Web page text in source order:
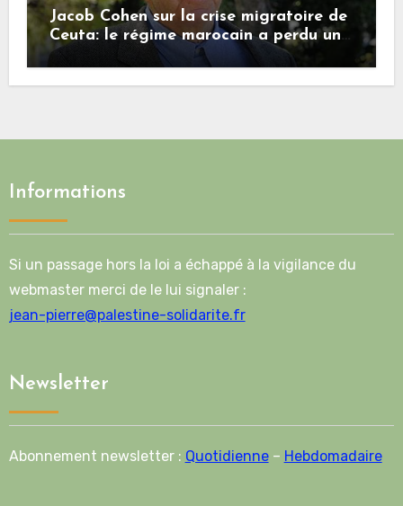
Jacob Cohen sur la crise migratoire de
Ceuta: le régime marocain a perdu une
bonne part de sa crédibilité vis-à-vis
de l’Union européenne
Informations
Si un passage hors la loi a échappé à la vigilance du
webmaster merci de le lui signaler :
jean-pierre@palestine-solidarite.fr
Newsletter
Abonnement newsletter : Quotidienne– Hebdomadaire